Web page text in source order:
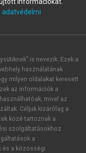
adatvédelmi
is nevezik. Ezek a
használatának
milyen oldalakat keresett
az információk a
mivel az
Céljuk kizárólag a
közé tartoznak a
szolgáltatásokhoz
a
és a közösségi